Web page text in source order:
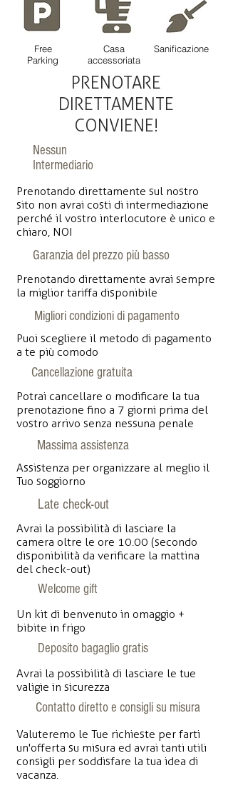
Free
Parking
Casa
accessoriata
Sanificazione
PRENOTARE
DIRETTAMENTE
CONVIENE!
Nessun
Intermediario
Prenotando direttamente sul nostro
sito non avrai costi di intermediazione
perché il vostro interlocutore è unico e
chiaro, NOI
Garanzia del prezzo più basso
Prenotando direttamente avrai sempre
la miglior tariffa disponibile
Migliori condizioni di pagamento
Puoi scegliere il metodo di pagamento
a te più comodo
Cancellazione gratuita
Potrai cancellare o modificare la tua
prenotazione fino a 7 giorni prima del
vostro arrivo senza nessuna penale
Massima assistenza
Assistenza per organizzare al meglio il
Tuo soggiorno
Late check-out
Avrai la possibilità di lasciare la
camera oltre le ore 10.00 (secondo
disponibilità da verificare la mattina
del check-out)
Welcome gift
Un kit di benvenuto in omaggio +
bibite in frigo
Deposito bagaglio gratis
Avrai la possibilità di lasciare le tue
valigie in sicurezza
Contatto diretto e consigli su misura
Valuteremo le Tue richieste per farti
un'offerta su misura ed avrai tanti utili
consigli per soddisfare la tua idea di
vacanza.